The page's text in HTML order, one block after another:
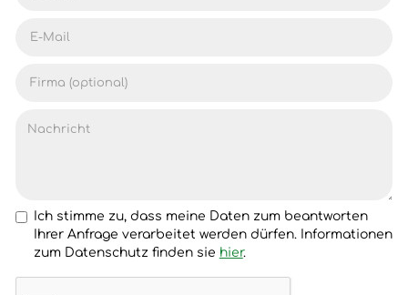
Ich stimme zu, dass meine Daten zum beantworten
Ihrer Anfrage verarbeitet werden dürfen. Informationen
zum Datenschutz finden sie hier.